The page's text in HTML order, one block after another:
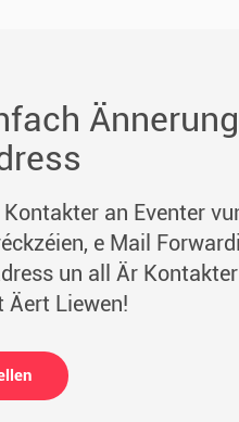
an Eventer
e Mail
un all Är
Äert Liewen!